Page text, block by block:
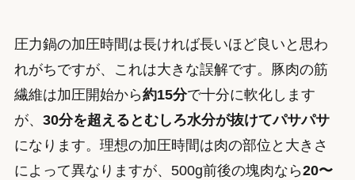
圧力鍋の加圧時間は長ければ長いほど良いと思わ
れがちですが、これは大きな誤解です。豚肉の筋
繊維は加圧開始から約15分で十分に軟化します
が、 30分を超えるとむしろ水分が抜けてパサパサ
になります。理想の加圧時間は肉の部位と大きさ
によって異なりますが、500g前後の塊肉なら20〜